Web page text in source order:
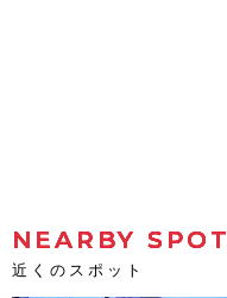
NEARBY SPOT
近くのスポット